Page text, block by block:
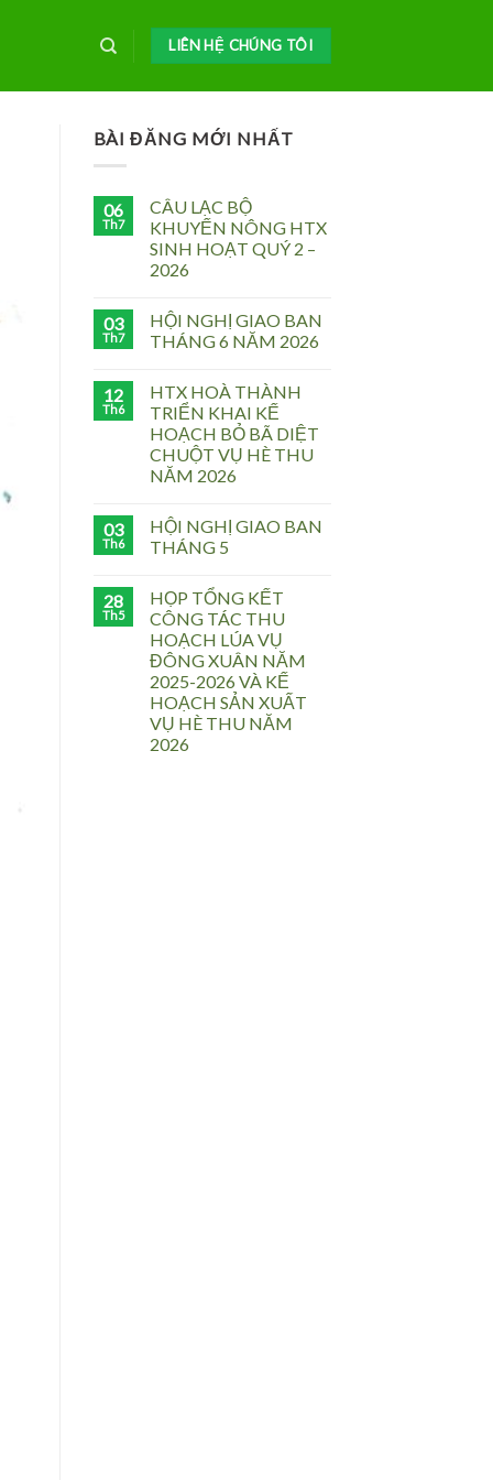
LIÊN HỆ CHÚNG TÔI
BÀI ĐĂNG MỚI NHẤT
06
Th7
CÂU LẠC BỘ
KHUYẾN NÔNG HTX
SINH HOẠT QUÝ 2 –
2026
03
Th7
HỘI NGHỊ GIAO BAN
THÁNG 6 NĂM 2026
12
Th6
HTX HOÀ THÀNH
TRIỂN KHAI KẾ
HOẠCH BỎ BÃ DIỆT
CHUỘT VỤ HÈ THU
NĂM 2026
03
Th6
HỘI NGHỊ GIAO BAN
THÁNG 5
28
Th5
HỌP TỔNG KẾT
CÔNG TÁC THU
HOẠCH LÚA VỤ
ĐÔNG XUÂN NĂM
2025-2026 VÀ KẾ
HOẠCH SẢN XUẤT
VỤ HÈ THU NĂM
2026